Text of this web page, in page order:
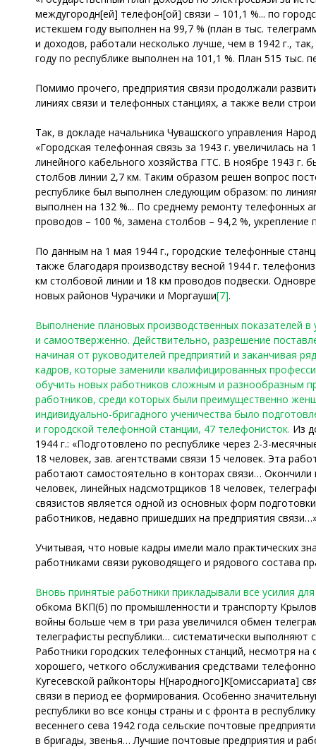
междугородн[ей] телефон[ой] связи – 101,1 %... по
истекшем году выполнен на 99,7 % (план в тыс.
и доходов, работали несколько лучше, чем в 1942 г.,
году по республике выполнен на 101,1 %. План 515 тыс.
Помимо прочего, предприятия связи продолжали
линиях связи и телефонных станциях, а также вели
Так, в докладе начальника Чувашского управления
«Городская телефонная связь за 1943 г. увеличилась
линейного кабельного хозяйства ГТС. В ноябре 1943 г.
столбов линии 2,7 км. Таким образом решен вопрос
республике был выполнен следующим образом: по
выполнен на 132 %... По среднему ремонту телефонных
проводов – 100 %, замена столбов – 94,2 %, укрепление
По данным на 1 мая 1944 г., городские телефонные
также благодаря производству весной 1944 г.
км столбовой линии и 18 км проводов подвески.
новых районов Чурачики и Моргауши[7].
Выполнение плановых производственных показателей
и самоотверженно. Действительно, разрешение
начиная от руководителей предприятий и заканчивая
кадров, которые заменили квалифицированных
обучить новых работников сложным и разнообразным
работников, среди которых были преимущественно
индивидуально-бригадного ученичества было
и городской телефонной станции, 47 телефонисток. Из
1944 г.: «Подготовлено по республике через 2-3-
18 человек, зав. агентствами связи 15 человек. Эта
работают самостоятельно в конторах связи… Окончили
человек, линейных надсмотрщиков 18 человек,
связистов является одной из основных форм
работников, недавно пришедших на предприятия
Учитывая, что новые кадры имели мало практических
работниками связи руководящего и рядового состава
Вновь принятые работники прикладывали все усилия
обкома ВКП(б) по промышленности и транспорту
войны больше чем в три раза увеличился обмен
телеграфисты республики… систематически
Работники городских телефонных станций, несмотря
хорошего, четкого обслуживания средствами
Кугесевской райконторы Н[народного]К[омиссариата]
связи в период ее формирования. Особенно
республики во все концы страны и с фронта в
весеннего сева 1942 года сельские почтовые
в бригады, звенья… Лучшие почтовые предприятия и